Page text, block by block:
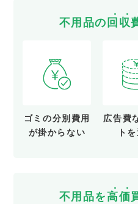
不用品の 回 収
ゴミの分別費用
が掛からない
広告費
ト
不用品を高価